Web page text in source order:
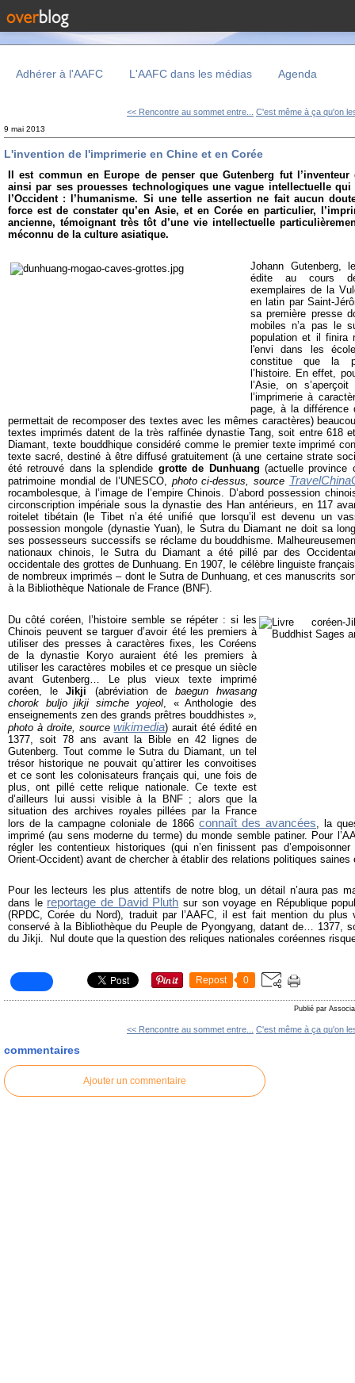
Adhérer à l'AAFC L'AAFC dans les médias Agenda
<< Rencontre au sommet entre... C'est même à ça qu'on
9 mai 2013
L'invention de l'imprimerie en Chine et en Corée
Il est commun en Europe de penser que Gutenberg fut
ainsi par ses prouesses technologiques une vague intellectuelle
l’Occident : l’humanisme. Si une telle assertion ne fait aucun
force est de constater qu’en Asie, et en Corée en particulier,
ancienne, témoignant très tôt d’une vie intellectuelle
méconnu de la culture asiatique.
Johann Gutenberg,
édite au cours
exemplaires de la
en latin par Saint-
sa première presse
mobiles n’a pas le
population et il finira
l'envi dans les
constitue que la
l’histoire. En effet,
l’Asie, on
l’imprimerie à
page, à la différence
permettait de recomposer des textes avec les mêmes caractères)
textes imprimés datent de la très raffinée dynastie Tang, soit entre 618
Diamant, texte bouddhique considéré comme le premier texte imprimé
texte sacré, destiné à être diffusé gratuitement (à une certaine strate
été retrouvé dans la splendide grotte de Dunhuang (actuelle province
patrimoine mondial de l’UNESCO, photo ci-dessus, source
rocambolesque, à l’image de l’empire Chinois. D’abord possession
circonscription impériale sous la dynastie des Han antérieurs, en 117
roitelet tibétain (le Tibet n’a été unifié que lorsqu’il est devenu un
possession mongole (dynastie Yuan), le Sutra du Diamant ne doit sa
ses possesseurs successifs se réclame du bouddhisme.
nationaux chinois, le Sutra du Diamant a été pillé par des
occidentale des grottes de Dunhuang. En 1907, le célèbre linguiste
de nombreux imprimés – dont le Sutra de Dunhuang, et ces manuscrits
à la Bibliothèque Nationale de France (BNF).
Du côté coréen, l’histoire semble se répéter : si les
Chinois peuvent se targuer d’avoir été les premiers à
utiliser des presses à caractères fixes, les Coréens
de la dynastie Koryo auraient été les premiers à
utiliser les caractères mobiles et ce presque un siècle
avant Gutenberg… Le plus vieux texte imprimé
coréen, leJikji (abréviation de baegun hwasang
chorok buljo jikji simche yojeol, « Anthologie des
enseignements zen des grands prêtres bouddhistes »,
photo à droite, sourcewikimedia) aurait été édité en
1377, soit 78 ans avant la Bible en 42 lignes de
Gutenberg. Tout comme le Sutra du Diamant, un tel
trésor historique ne pouvait qu’attirer les convoitises
et ce sont les colonisateurs français qui, une fois de
plus, ont pillé cette relique nationale. Ce texte est
d’ailleurs lui aussi visible à la BNF ; alors que la
situation des archives royales pillées par la France
lors de la campagne coloniale de 1866 connaît des avancées, la
imprimé (au sens moderne du terme) du monde semble patiner. Pour
régler les contentieux historiques (qui n’en finissent pas
Orient-Occident) avant de chercher à établir des relations politiques saines
Pour les lecteurs les plus attentifs de notre blog, un détail n’aura pas
dans le reportage de David Pluth sur son voyage en République
(RPDC, Corée du Nord), traduit par l’AAFC, il est fait mention du plus
conservé à la Bibliothèque du Peuple de Pyongyang, datant de… 1377,
du Jikji. Nul doute que la question des reliques nationales coréennes
Repost 0
Publié par
<< Rencontre au sommet entre... C'est même à ça qu'on
commentaires
Ajouter un commentaire